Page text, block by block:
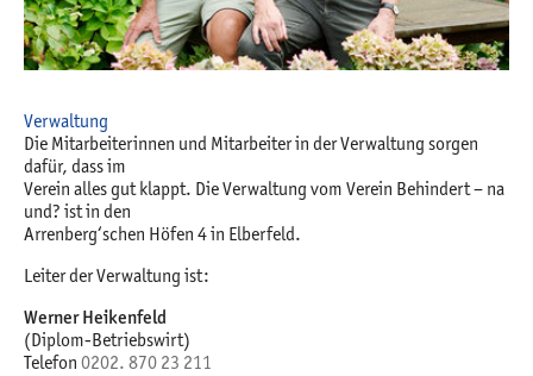
Verwaltung
Die Mitarbeiterinnen und Mitarbeiter in der Verwaltung sorgen
dafür, dass im
Verein alles gut klappt. Die Verwaltung vom Verein Behindert – na
und? ist in den
Arrenberg‘schen Höfen 4 in Elberfeld.
Leiter der Verwaltung ist:
Werner Heikenfeld
(Diplom-Betriebswirt)
Telefon 0202. 870 23 211